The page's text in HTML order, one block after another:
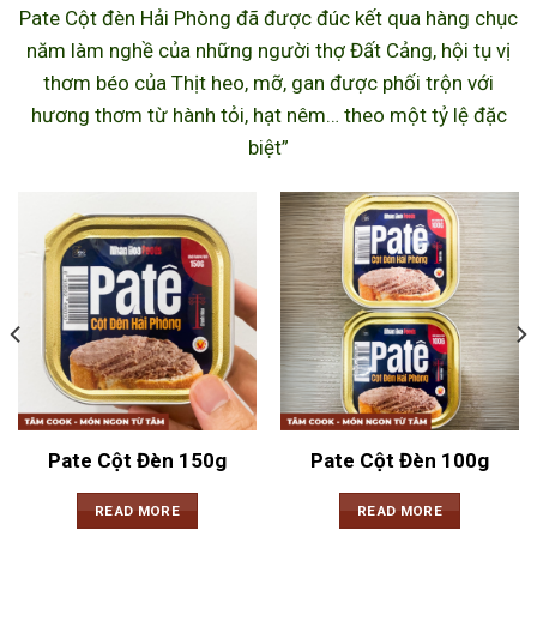
Pate Cột đèn Hải Phòng đã được đúc kết qua hàng chục
năm làm nghề của những người thợ Đất Cảng, hội tụ vị
thơm béo của Thịt heo, mỡ, gan được phối trộn với
hương thơm từ hành tỏi, hạt nêm… theo một tỷ lệ đặc
biệt”
Pate Cột Đèn 150g
READ MORE
Pate Cột Đèn 100g
READ MORE